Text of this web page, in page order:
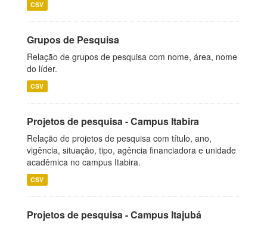
CSV
Grupos de Pesquisa
Relação de grupos de pesquisa com nome, área, nome
do líder.
CSV
Projetos de pesquisa - Campus Itabira
Relação de projetos de pesquisa com título, ano,
vigência, situação, tipo, agência financiadora e unidade
acadêmica no campus Itabira.
CSV
Projetos de pesquisa - Campus Itajubá